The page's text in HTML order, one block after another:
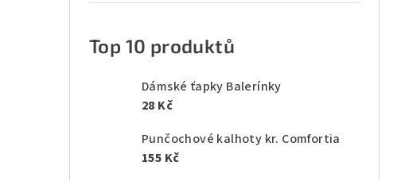
Top 10 produktů
Dámské ťapky Balerínky
28 Kč
Punčochové kalhoty kr. Comfortia
155 Kč